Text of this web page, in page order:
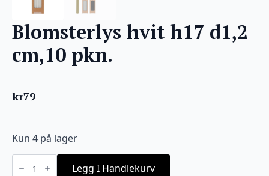
Blomsterlys hvit h17 d1,2
cm,10 pkn.
kr79
Kun 4 på lager
Blomsterlys
hvit Legg I Handlekurv